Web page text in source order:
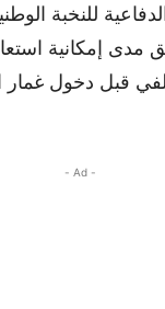
للنخبة
مدى إمكانية
قبل دخول غمار
- Ad -